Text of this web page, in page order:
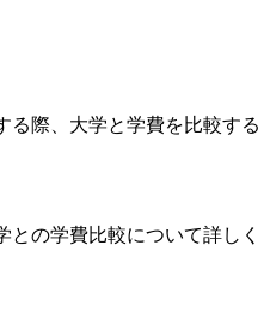
る際、大学と学費を比較する
との学費比較について詳しく